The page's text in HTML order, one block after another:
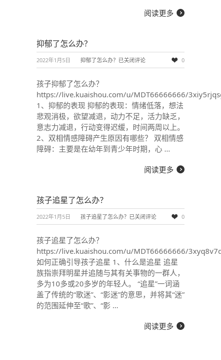
阅读更多
抑郁了怎么办？
2022年1月5日 抑郁了怎么办？ 已关闭评论 0
孩子抑郁了怎么办？
https://live.kuaishou.com/u/MDT66666666/
1、抑郁的表现 抑郁的表现：情绪低落，想法
悲观消极，欲望减退，动力不足，活力缺乏，
意志力减退，行动变得迟缓，时间两周以上。
2、双相情感障碍产生原因有哪些？ 双相情感
障碍：主要是在幼年到青少年时期，心 …
阅读更多
孩子追星了怎么办？
2022年1月5日 孩子追星了怎么办？ 已关闭评论 0
孩子追星了怎么办？
https://live.kuaishou.com/u/MDT66666666/
如何正确引导孩子追星 1、什么是追星 追星
族指崇拜明星并追随与其有关事物的一群人，
多为10多或20多岁的年轻人。 “追星”一词涵
盖了传统的“歌迷”、“影迷”的意思，并将其“迷”
的范围延伸至“歌”、“影 …
阅读更多